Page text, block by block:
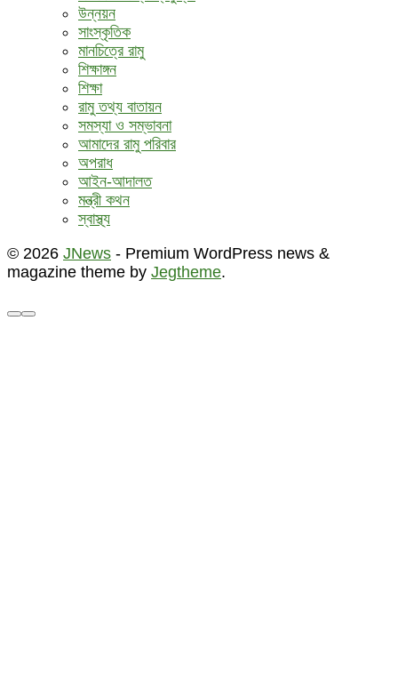
উন্নয়ন
সাংস্কৃতিক
মানচিত্রে রামু
শিক্ষাঙ্গন
শিক্ষা
রামু তথ্য বাতায়ন
সমস্যা ও সম্ভাবনা
আমাদের রামু পরিবার
অপরাধ
আইন-আদালত
মন্ত্রী কথন
স্বাস্থ্য
© 2026 JNews - Premium WordPress news &
magazine theme by Jegtheme.